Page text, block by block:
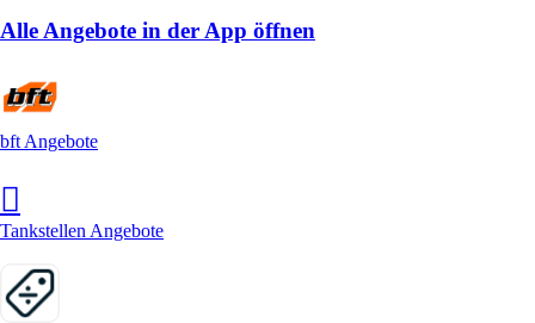
Alle Angebote in der App öffnen
bft Angebote
Tankstellen Angebote